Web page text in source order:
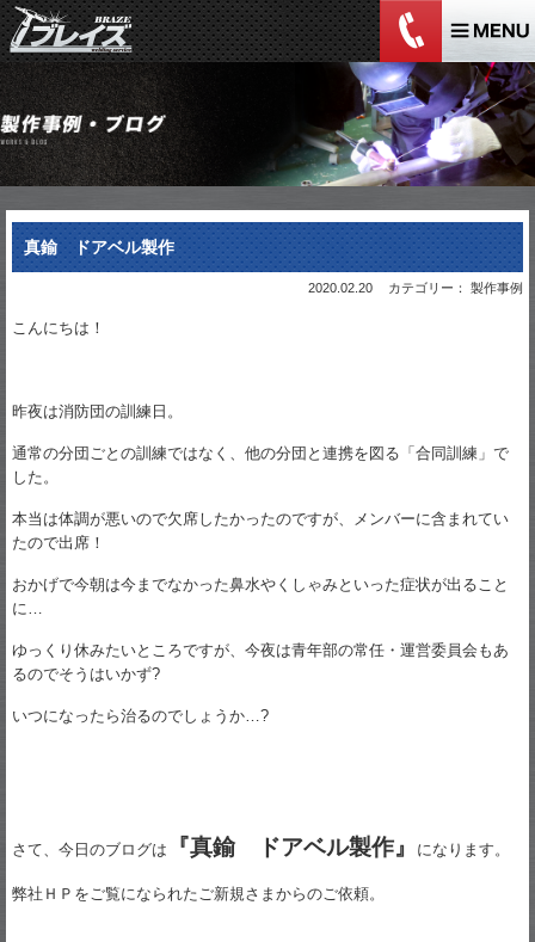
真鍮 ドアベル製作
2020.02.20 カテゴリー： 製作事例
こんにちは！
昨夜は消防団の訓練日。
通常の分団ごとの訓練ではなく、他の分団と連携を図る「合同訓練」で
した。
本当は体調が悪いので欠席したかったのですが、メンバーに含まれてい
たので出席！
おかげで今朝は今までなかった鼻水やくしゃみといった症状が出ること
に…
ゆっくり休みたいところですが、今夜は青年部の常任・運営委員会もあ
るのでそうはいかず?
いつになったら治るのでしょうか…?
さて、今日のブログは 『真鍮 ドアベル製作』 になります。
弊社ＨＰをご覧になられたご新規さまからのご依頼。